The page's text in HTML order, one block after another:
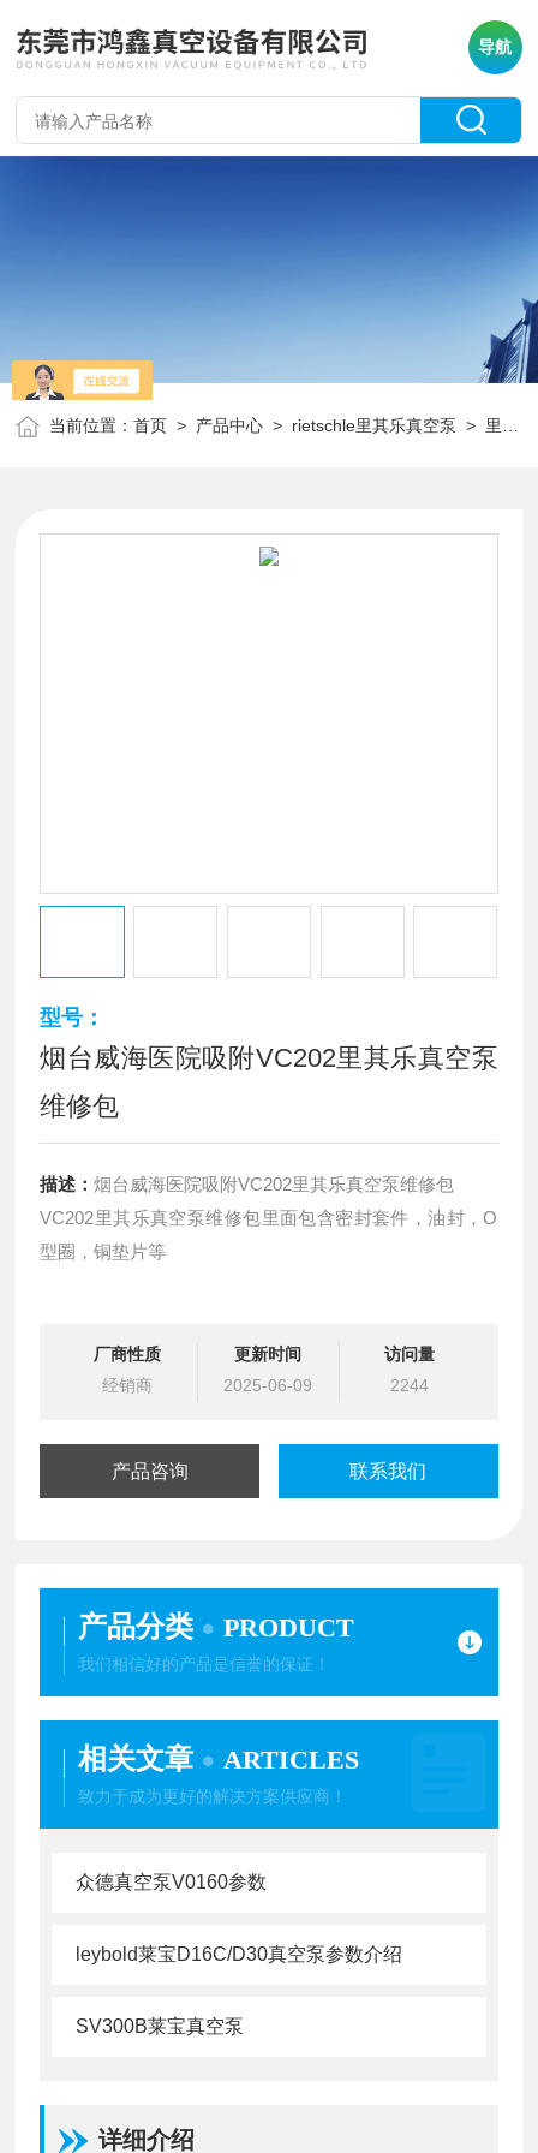
导航
当前位置：首页 > 产品中心 > rietschle里其乐真空泵 > 里其乐真空泵维修包
型号：
烟台威海医院吸附VC202里其乐真空泵
维修包
描述：烟台威海医院吸附VC202里其乐真空泵维修包
VC202里其乐真空泵维修包里面包含密封套件，油封，O
型圈，铜垫片等
厂商性质
经销商
更新时间
2025-06-09
访问量
2244
产品咨询 联系我们
产品分类 PRODUCT
我们相信好的产品是信誉的保证！
相关文章 ARTICLES
致力于成为更好的解决方案供应商！
众德真空泵V0160参数
leybold莱宝D16C/D30真空泵参数介绍
SV300B莱宝真空泵
详细介绍